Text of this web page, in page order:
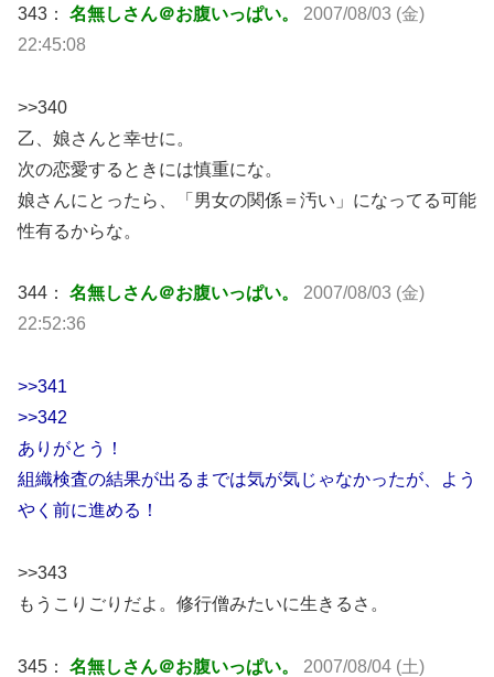
343： 名無しさん＠お腹いっぱい。 2007/08/03 (金)
22:45:08
>>340
乙、娘さんと幸せに。
次の恋愛するときには慎重にな。
娘さんにとったら、「男女の関係＝汚い」になってる可能
性有るからな。
344： 名無しさん＠お腹いっぱい。 2007/08/03 (金)
22:52:36
>>341
>>342
ありがとう！
組織検査の結果が出るまでは気が気じゃなかったが、よう
やく前に進める！
>>343
もうこりごりだよ。修行僧みたいに生きるさ。
345： 名無しさん＠お腹いっぱい。 2007/08/04 (土)